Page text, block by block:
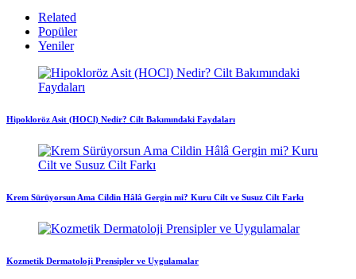
Related
Popüler
Yeniler
Hipokloröz Asit (HOCl) Nedir? Cilt Bakımındaki Faydaları
Krem Sürüyorsun Ama Cildin Hâlâ Gergin mi? Kuru Cilt ve Susuz Cilt Farkı
Kozmetik Dermatoloji Prensipler ve Uygulamalar